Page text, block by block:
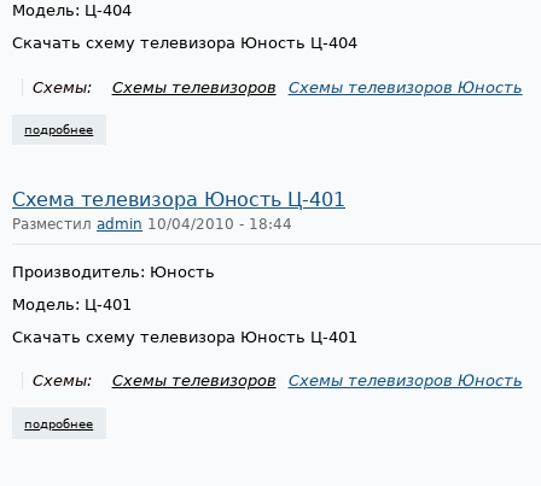
Модель: Ц-404
Скачать схему телевизора Юность Ц-404
Схемы: Схемы телевизоров Схемы телевизоров Юность
подробнее
Схема телевизора Юность Ц-401
Разместил admin 10/04/2010 - 18:44
Производитель: Юность
Модель: Ц-401
Скачать схему телевизора Юность Ц-401
Схемы: Схемы телевизоров Схемы телевизоров Юность
подробнее